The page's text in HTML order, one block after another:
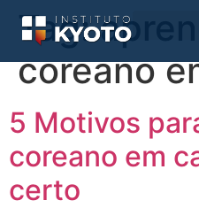
Tag:
coreano
5 Motivos
coreano em
certo